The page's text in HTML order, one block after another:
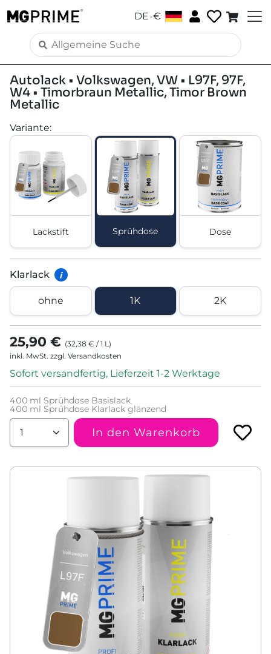
DE .€
Autolack • Volkswagen, VW • L97F, 97F,
W4 • Timorbraun Metallic, Timor Brown
Metallic
Variante:
Lackstift Sprühdose Dose
Klarlack i
ohne 1K 2K
25,90 € (32,38 € /1 L )
inkl. MwSt. zzgl. Versandkosten
Sofort versandfertig, Lieferzeit 1-2 Werktage
400 ml Sprühdose Basislack
400 ml Sprühdose Klarlack glänzend
In den Warenkorb